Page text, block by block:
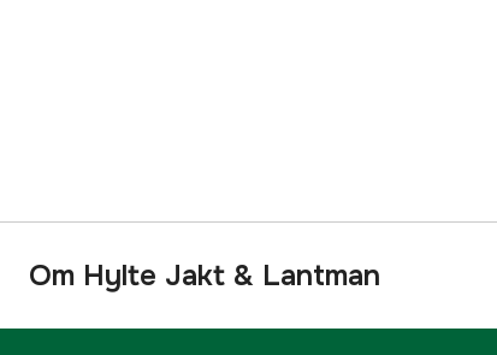
Om Hylte Jakt & Lantman